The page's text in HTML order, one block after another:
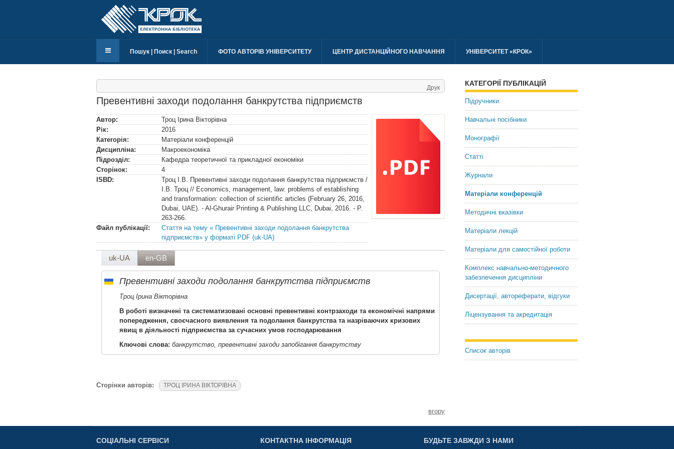
Пошук | Поиск | Search ФОТО АВТОРІВ УНІВЕРСИТЕТУ ЦЕНТР ДИСТАНЦІЙНОГО НАВЧАННЯ УНІВЕРСИТЕТ «КРОК»
Друк
Превентивні заходи подолання банкрутства підприємств
Автор:
Троц Ірина Вікторівна
Рік:
2016
Категорія:
Матеріали конференцій
Дисципліна:
Макроекономіка
Підрозділ:
Кафедра теоретичної та прикладної економіки
Сторінок:
4
ISBD:
Троц І.В. Превентивні заходи подолання банкрутства підприємств /
І.В. Троц // Economics, management, law: problems of establishing
and transformation: collection of scientific articles (February 26, 2016,
Dubai, UAE). - Al-Ghurair Printing & Publishing LLC, Dubai, 2016. - P.
263-266.
Файл публікації:
Стаття на тему « Превентивні заходи подолання банкрутства
підприємств» у форматі PDF (uk-UA)
uk-UA en-GB
Превентивні заходи подолання банкрутства підприємств
Троц Ірина Вікторівна
В роботі визначені та систематизовані основні превентивні контрзаходи та економічні напрями
попередження, своєчасного виявлення та подолання банкрутства та назріваючих кризових
явищ в діяльності підприємства за сучасних умов господарювання
Ключові слова: банкрутство, превентивні заходи запобігання банкрутству
Preventive measures of overcoming of bankruptcy of
Trots Iryna
The paper identified and systematized basic preventive
prevention, the timely identification and overcoming of bankruptcy
Сторінки авторів: ТРОЦ ІРИНА ВІКТОРІВНА
вгору
КАТЕГОРІЇ ПУБЛІКАЦІЙ
Підручники
Навчальні посібники
Монографії
Статті
Журнали
Матеріали конференцій
Методичні вказівки
Матеріали лекцій
Матеріали для самостійної роботи
Комплекс навчально-методичного
забезпечення дисципліни
Дисертації, автореферати, відгуки
Ліцензування та акредитація
Список авторів
СОЦІАЛЬНІ СЕРВІСИ КОНТАКТНА ІНФОРМАЦІЯ БУДЬТЕ ЗАВЖДИ З НАМИ